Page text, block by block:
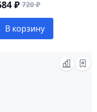
₽ 720 ₽
В корзину